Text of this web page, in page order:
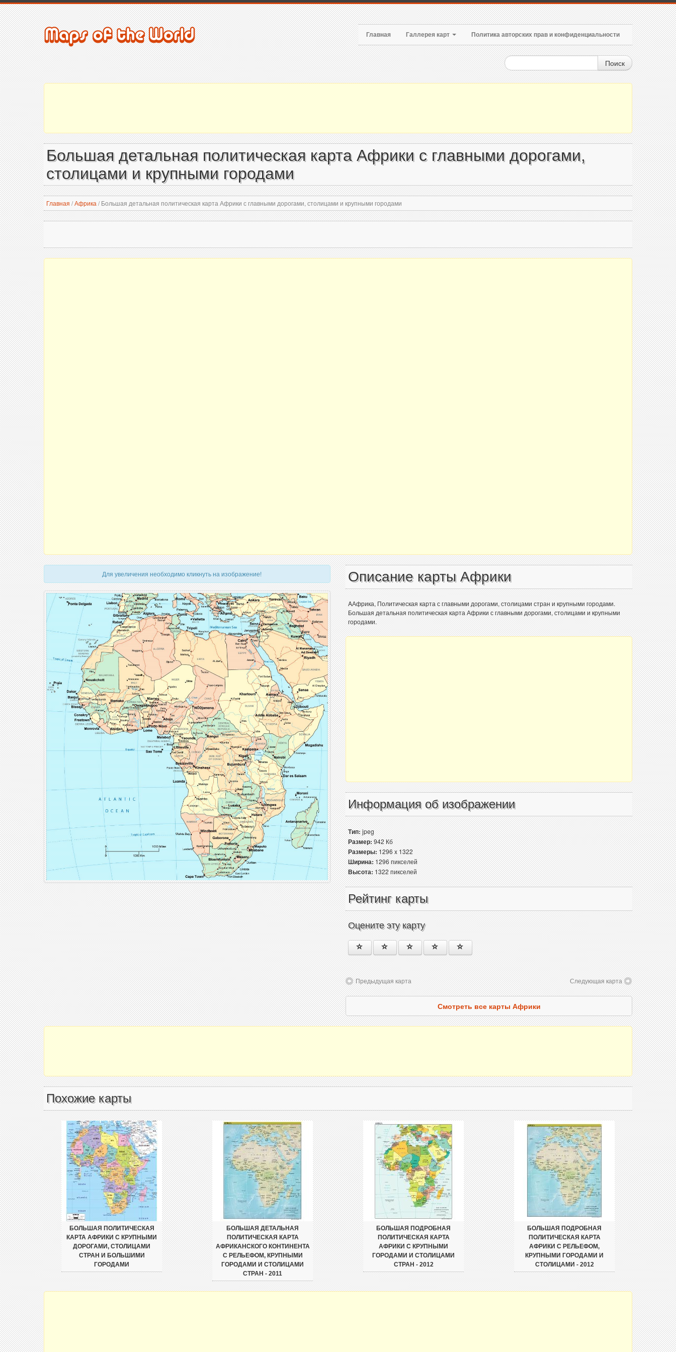
Главная Галлерея карт Политика авторских прав и конфиденциальности
Поиск
Большая детальная политическая карта Африки с главными дорогами,
столицами и крупными городами
Главная /Африка /Большая детальная политическая карта Африки с главными дорогами, столицами и крупными городами
Для увеличения необходимо кликнуть на изображение! Описание карты Африки
AАфрика, Политическая карта с главными дорогами, столицами стран и крупными городами.
Большая детальная политическая карта Африки с главными дорогами, столицами и крупными
городами.
Информация об изображении
Тип:jpeg
Размер:942 Кб
Размеры:1296 x 1322
Ширина:1296 пикселей
Высота:1322 пикселей
Рейтинг карты
Оцените эту карту
Предыдущая карта Следующая карта
Смотреть все карты Африки
Похожие карты
БОЛЬШАЯ ПОЛИТИЧЕСКАЯ
КАРТА АФРИКИ С КРУПНЫМИ
ДОРОГАМИ, СТОЛИЦАМИ
СТРАН И БОЛЬШИМИ
ГОРОДАМИ
БОЛЬШАЯ ДЕТАЛЬНАЯ
ПОЛИТИЧЕСКАЯ КАРТА
АФРИКАНСКОГО КОНТИНЕНТА
С РЕЛЬЕФОМ, КРУПНЫМИ
ГОРОДАМИ И СТОЛИЦАМИ
СТРАН - 2011
БОЛЬШАЯ ПОДРОБНАЯ
ПОЛИТИЧЕСКАЯ КАРТА
АФРИКИ С КРУПНЫМИ
ГОРОДАМИ И СТОЛИЦАМИ
СТРАН - 2012
БОЛЬШАЯ ПОДРОБНАЯ
ПОЛИТИЧЕСКАЯ КАРТА
АФРИКИ С РЕЛЬЕФОМ,
КРУПНЫМИ ГОРОДАМИ И
СТОЛИЦАМИ - 2012